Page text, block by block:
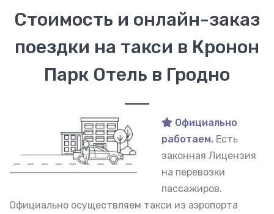
Стоимость и онлайн-заказ
поездки на такси в Кронон
Парк Отель в Гродно
Официально
работаем. Есть
законная Лицензия
на перевозки
пассажиров.
Официально осуществляем такси из аэропорта